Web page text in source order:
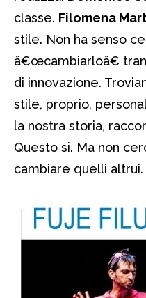
classe. Filomena
stile. Non ha senso
â€œcambiarloâ€
di innovazione.
stile, proprio,
la nostra storia,
Questo si. Ma non
cambiare quelli altrui.